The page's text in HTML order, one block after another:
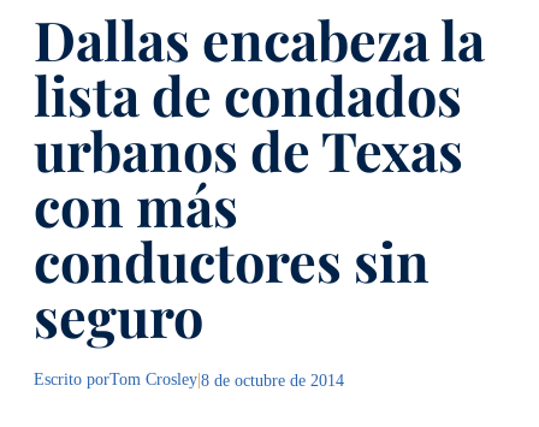
Dallas encabeza la
lista de condados
urbanos de Texas
con más
conductores sin
seguro
Escrito porTom Crosley|8 de octubre de 2014